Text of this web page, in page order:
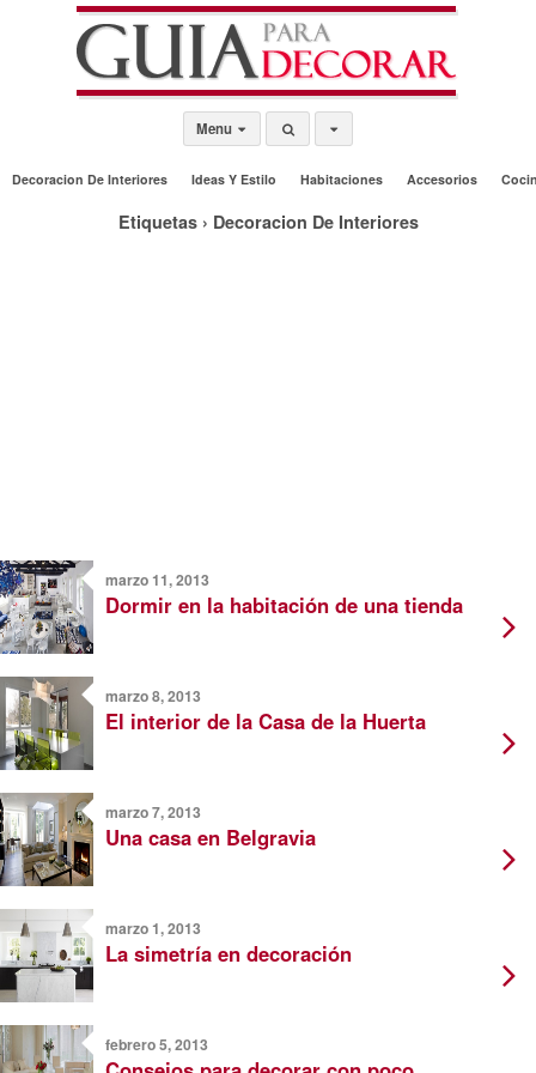
Menu
Decoracion De Interiores Ideas Y Estilo Habitaciones Accesorios
Etiquetas › Decoracion De Interiores
marzo 11, 2013
Dormir en la habitación de una tienda
marzo 8, 2013
El interior de la Casa de la Huerta
marzo 7, 2013
Una casa en Belgravia
marzo 1, 2013
La simetría en decoración
febrero 5, 2013